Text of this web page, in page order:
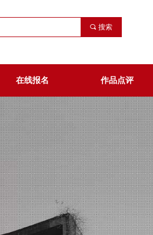
在线报名 作品点评
끠 搜索